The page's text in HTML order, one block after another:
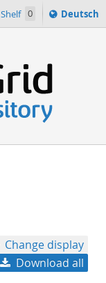
Shelf 0
Sprache
ï¿½ndern
Deutsch
Change display
Download all